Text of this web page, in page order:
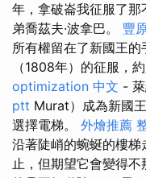
年，拿破崙我征服了
弟喬茲夫·波拿巴。 豐
所有權留在了新國王的
（1808年）的征服，
optimization 中文 -
ptt Murat）成為新國
選擇電梯。 外燴推薦
沿著陡峭的蜿蜒的樓梯
止，但期望它會變得不